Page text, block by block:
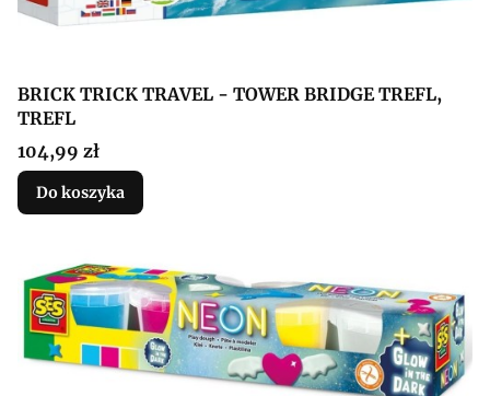
BRICK TRICK TRAVEL - TOWER BRIDGE TREFL,
TREFL
Cena
104,99 zł
Do koszyka